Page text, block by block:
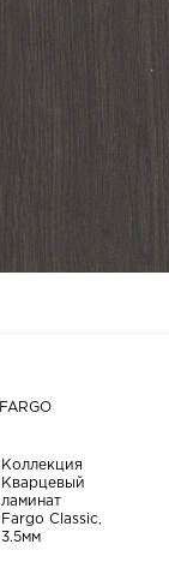
FARGO
Коллекция
Кварцевый
ламинат
Fargo Classic,
3.5мм